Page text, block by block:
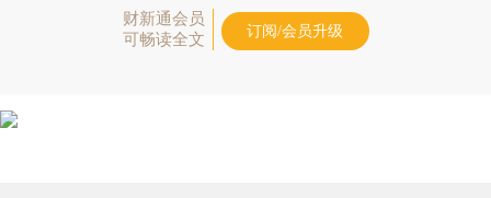
财新通会员
可畅读全文
订阅/会员升级